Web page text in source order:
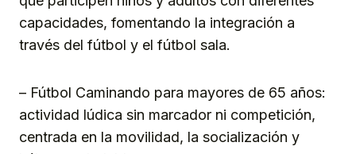
capacidades, fomentando la integración a
través del fútbol y el fútbol sala.
– Fútbol Caminando para mayores de 65 años:
actividad lúdica sin marcador ni competición,
centrada en la movilidad, la socialización y